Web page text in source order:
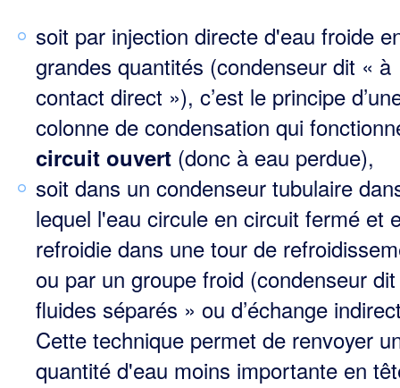
soit par injection directe d'eau froide
grandes quantités (condenseur dit « à
contact direct »), c’est le principe
colonne de condensation qui
circuit ouvert (donc à eau perdue),
soit dans un condenseur tubulaire
lequel l'eau circule en circuit fermé et
refroidie dans une tour de
ou par un groupe froid (condenseur
fluides séparés » ou d’échange
Cette technique permet de renvoyer
quantité d'eau moins importante en